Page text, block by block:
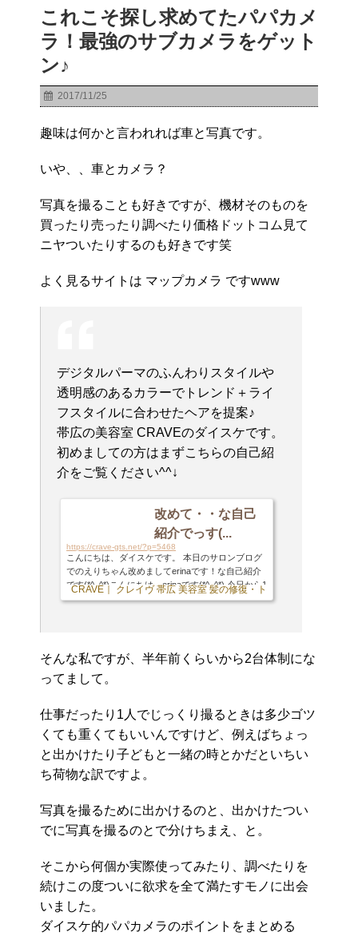
これこそ探し求めてたパパカメ
ラ！最強のサブカメラをゲット
ン♪
2017/11/25
趣味は何かと言われれば車と写真です。
いや、、車とカメラ？
写真を撮ることも好きですが、機材そのものを
買ったり売ったり調べたり価格ドットコム見て
ニヤついたりするのも好きです笑
よく見るサイトは マップカメラ ですwww
デジタルパーマのふんわりスタイルや
透明感のあるカラーでトレンド＋ライ
フスタイルに合わせたヘアを提案♪
帯広の美容室 CRAVEのダイスケです。
初めましての方はまずこちらの自己紹
介をご覧ください^^↓
改めて・・な自己
紹介でっす(...
https://crave-gts.net/?p=5468
こんにちは、ダイスケです。 本日のサロンブログ
でのえりちゃん改めましてerinaです！な自己紹介
です(*^_^*)こんにちは、erinaです(*^_^*) 今日から1
週間、いつものように張り切って更新していきま
に乗ります…兎年と言うと「似合わないwww」と
言われますが獅子座ですと言うと「あ〜ぽいかも
ね笑」と言われます。ナンダソリャwお客様との会
CRAVE｜ クレイヴ 帯広 美容室 髪の修復・トリートメント専門店
そんな私ですが、半年前くらいから2台体制にな
ってまして。
仕事だったり1人でじっくり撮るときは多少ゴツ
くても重くてもいいんですけど、例えばちょっ
と出かけたり子どもと一緒の時とかだといちい
ち荷物な訳ですよ。
写真を撮るために出かけるのと、出かけたつい
でに写真を撮るのとで分けちまえ、と。
そこから何個か実際使ってみたり、調べたりを
続けこの度ついに欲求を全て満たすモノに出会
いました。
ダイスケ的パパカメラのポイントをまとめる